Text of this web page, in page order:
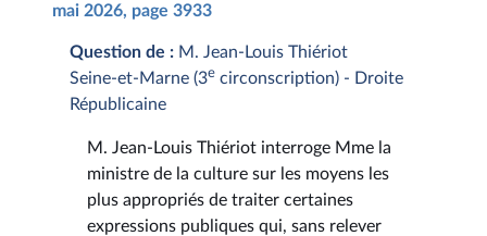
mai 2026, page 3933
Question de : M. Jean-Louis Thiériot
Seine-et-Marne (3e circonscription) - Droite
Républicaine
M. Jean-Louis Thiériot interroge Mme la
ministre de la culture sur les moyens les
plus appropriés de traiter certaines
expressions publiques qui, sans relever